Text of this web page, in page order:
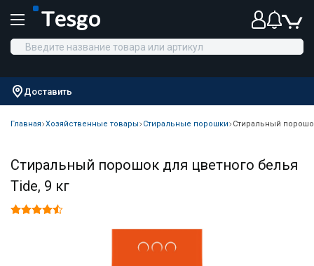
Доставить
Главная Хозяйственные товары Стиральные порошки Стиральный
Стиральный порошок для цветного белья
Tide, 9 кг